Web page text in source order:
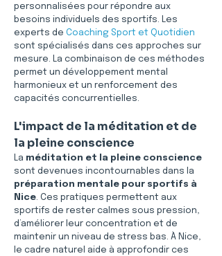
personnalisées pour répondre aux
besoins individuels des sportifs. Les
experts de Coaching Sport et Quotidien
sont spécialisés dans ces approches sur
mesure. La combinaison de ces méthodes
permet un développement mental
harmonieux et un renforcement des
capacités concurrentielles.
L'impact de la méditation et de
la pleine conscience
La méditation et la pleine conscience
sont devenues incontournables dans la
préparation mentale pour sportifs à
Nice. Ces pratiques permettent aux
sportifs de rester calmes sous pression,
d’améliorer leur concentration et de
maintenir un niveau de stress bas. À Nice,
le cadre naturel aide à approfondir ces